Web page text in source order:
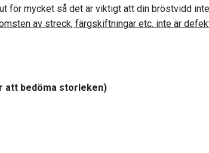
för mycket så det är viktigt att din bröstvidd
av streck, färgskiftningar etc. inte är
att bedöma storleken)